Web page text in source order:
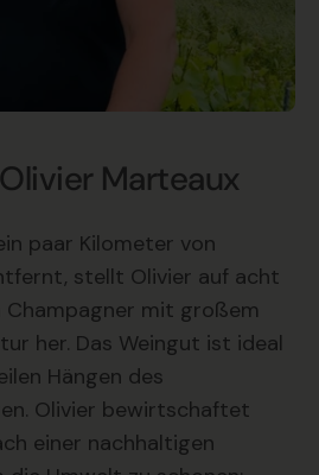
Marteaux
paar Kilometer von
stellt Olivier auf acht
Champagner mit großem
her. Das Weingut ist ideal
Hängen des
Olivier bewirtschaftet
einer nachhaltigen